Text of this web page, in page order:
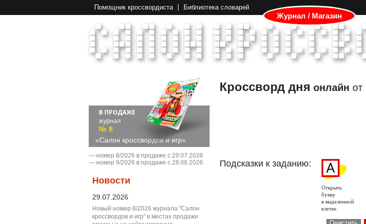
Помощник кроссвордиста Библиотека словарей
Журнал / Магазин
В ПРОДАЖЕ
журнал
№ 8
«Салон кроссвордов и игр»
― номер 8/2026 в продаже с 29.07.2026
― номер 9/2026 в продаже с 28.08.2026
Новости
29.07.2026
Новый номер 8/2026 журнала "Салон
кроссвордов и игр" в местах продажи
Кроссворд дня онлайн от
Подсказки к заданию:
Открыть
букву
в выделенной
клетке